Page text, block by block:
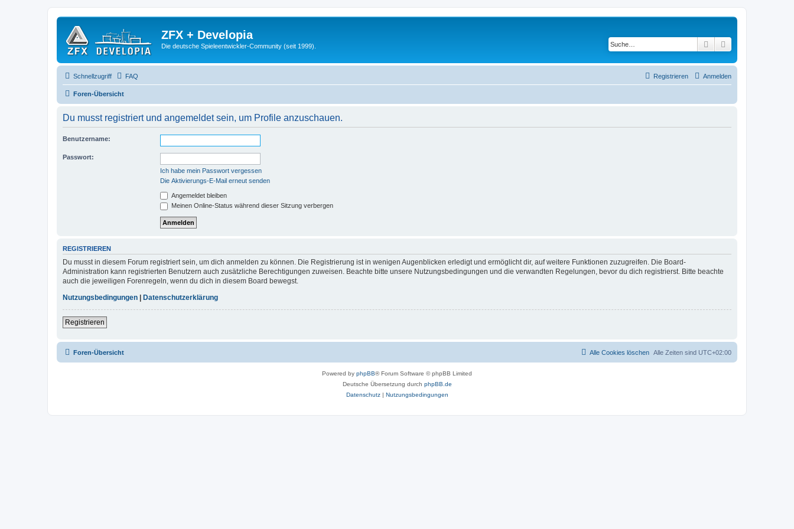
ZFX + Developia
Die deutsche Spieleentwickler-Community (seit 1999). Suche
Schnellzugriff FAQ Anmelden
Registrieren
Foren-Übersicht
Du musst registriert und angemeldet sein, um Profile anzuschauen.
Benutzername:
Passwort:
Ich habe mein Passwort vergessen
Die Aktivierungs-E-Mail erneut senden
Angemeldet bleiben
Meinen Online-Status während dieser Sitzung verbergen
REGISTRIEREN
Du musst in diesem Forum registriert sein, um dich anmelden zu können. Die Registrierung ist in wenigen Augenblicken erledigt und ermöglicht dir, auf weitere Funktionen zuzugreifen. Die Board-
Administration kann registrierten Benutzern auch zusätzliche Berechtigungen zuweisen. Beachte bitte unsere Nutzungsbedingungen und die verwandten Regelungen, bevor du dich registrierst. Bitte beachte
auch die jeweiligen Forenregeln, wenn du dich in diesem Board bewegst.
Nutzungsbedingungen
Datenschutzerklärung
Registrieren
Foren-Übersicht Alle Zeiten sind UTC+02:00
Alle Cookies löschen
Powered by phpBB® Forum Software © phpBB Limited
Deutsche Übersetzung durch phpBB.de
Datenschutz| Nutzungsbedingungen